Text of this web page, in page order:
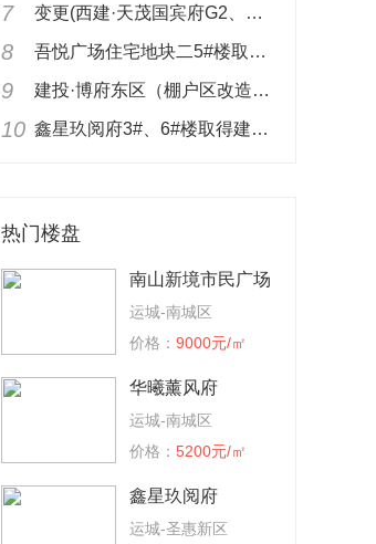
7 变更(西建·天茂国宾府G2、G3、G5、G6、G7、G9)面积(2021)晋商房预售运字第032！
8 吾悦广场住宅地块二5#楼取得(2023)晋商房预售运字第078号商品房预售许可证！
9 建投·博府东区（棚户区改造）12#、13#、15#、16#楼取得建筑工程施工许可证！
10 鑫星玖阅府3#、6#楼取得建设工程竣工规划认可证！
热门楼盘
南山新境市民广场
运城-南城区
价格： 9000元/㎡
华曦薰风府
运城-南城区
价格： 5200元/㎡
鑫星玖阅府
运城-圣惠新区